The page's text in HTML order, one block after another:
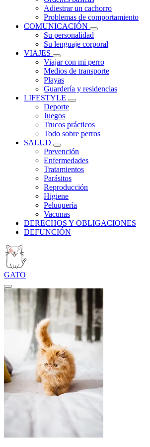
Adiestrar un cachorro
Problemas de comportamiento
COMUNICACIÓN
Su personalidad
Su lenguaje corporal
VIAJES
Viajar con mi perro
Medios de transporte
Playas
Guardería y residencias
LIFESTYLE
Deporte
Juegos
Trucos prácticos
Todo sobre perros
SALUD
Prevención
Enfermedades
Tratamientos
Parásitos
Reproducción
Higiene
Peluquería
Vacunas
DERECHOS Y OBLIGACIONES
DEFUNCIÓN
GATO